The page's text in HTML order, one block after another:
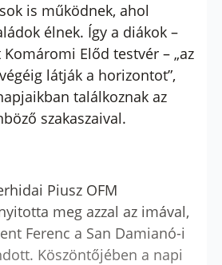
is működnek, ahol
élnek. Így a diákok –
Előd testvér – „az
látják a horizontot”,
találkoznak az
szakaszaival.
Piusz OFM
meg azzal az imával,
Ferenc a San Damianó-i
Köszöntőjében a napi